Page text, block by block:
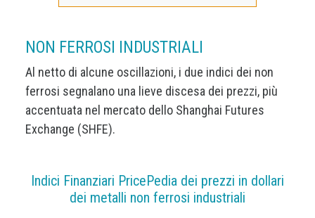
NON FERROSI INDUSTRIALI
Al netto di alcune oscillazioni, i due indici dei non
ferrosi segnalano una lieve discesa dei prezzi, più
accentuata nel mercato dello Shanghai Futures
Exchange (SHFE).
Indici Finanziari PricePedia dei prezzi in dollari
dei metalli non ferrosi industriali